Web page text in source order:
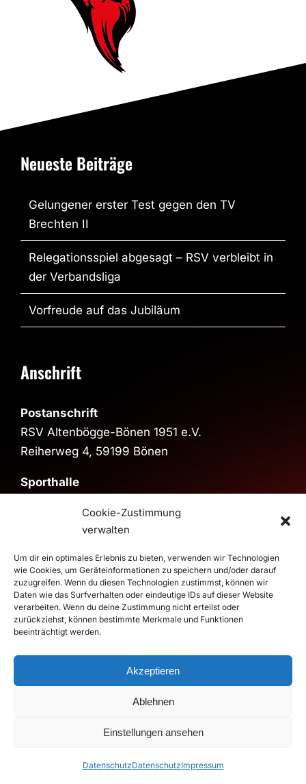
Cookie-Zustimmung
verwalten
Um dir ein optimales Erlebnis zu bieten, verwenden wir Technologien
wie Cookies, um Geräteinformationen zu speichern und/oder darauf
zuzugreifen. Wenn du diesen Technologien zustimmst, können wir
Daten wie das Surfverhalten oder eindeutige IDs auf dieser Website
verarbeiten. Wenn du deine Zustimmung nicht erteilst oder
zurückziehst, können bestimmte Merkmale und Funktionen
beeinträchtigt werden.
Akzeptieren
Ablehnen
Einstellungen ansehen
DatenschutzDatenschutzImpressum
Neueste Beiträge
Gelungener erster Test gegen den TV
Brechten II
Relegationsspiel abgesagt – RSV verbleibt in
der Verbandsliga
Vorfreude auf das Jubiläum
Anschrift
Postanschrift
RSV Altenbögge-Bönen 1951 e.V.
Reiherweg 4, 59199 Bönen
Sporthalle
Pestalozzistraße, 59199 Bönen
© 2026 RSV Altenbögge-Bönen 1951 e.V. Handball - Die
Roten Teufel |Impressum|Datenschutz
Realisierungduwomedia